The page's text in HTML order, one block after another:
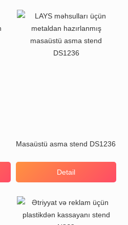
Masaüstü asma stend DS1236
Detail